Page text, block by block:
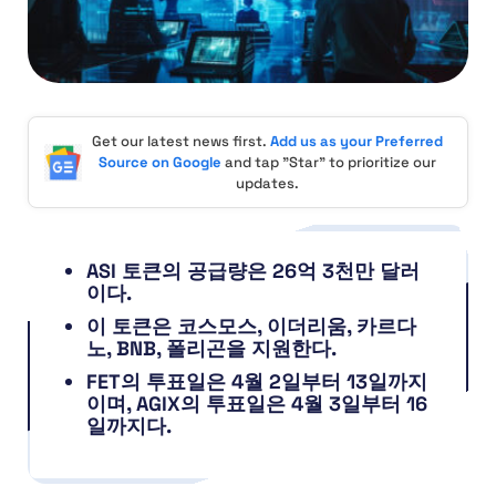
Get our latest news first. Add us as your Preferred
Source on Google and tap "Star" to prioritize our
updates.
ASI 토큰의 공급량은 26억 3천만 달러
이다.
이 토큰은 코스모스, 이더리움, 카르다
노, BNB, 폴리곤을 지원한다.
FET의 투표일은 4월 2일부터 13일까지
이며, AGIX의 투표일은 4월 3일부터 16
일까지다.